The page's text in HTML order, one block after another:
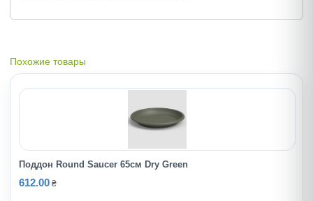
Похожие товары
Поддон Round Saucer 65см Dry Green
612.00 ₴